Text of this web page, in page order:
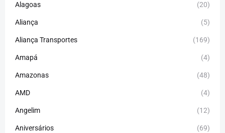
Alagoas (20)
Aliança (5)
Aliança Transportes (169)
Amapá (4)
Amazonas (48)
AMD (4)
Angelim (12)
Aniversários (69)